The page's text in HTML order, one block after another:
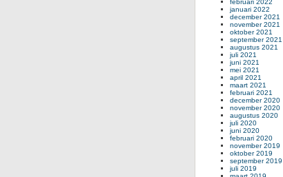
januari 2022
december 2021
november 2021
oktober 2021
september 2021
augustus 2021
juli 2021
juni 2021
mei 2021
april 2021
maart 2021
februari 2021
december 2020
november 2020
augustus 2020
juli 2020
juni 2020
februari 2020
november 2019
oktober 2019
september 2019
juli 2019